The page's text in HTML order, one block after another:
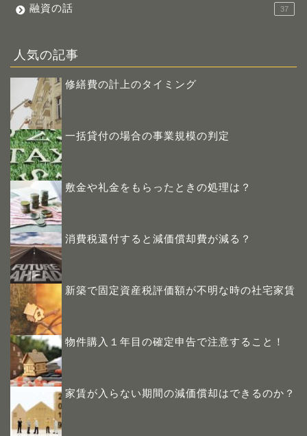
融資の話 37
人気の記事
修繕費の計上のタイミング
一括貸付の場合の事業規模の判定
敷金や礼金をもらったときの処理は？
消費税還付すると減価償却費が減る？
新築で固定資産税評価額が不明な時の社宅家賃
物件購入１年目の確定申告で注意すること！
家賃が入らない期間の減価償却はできるのか？